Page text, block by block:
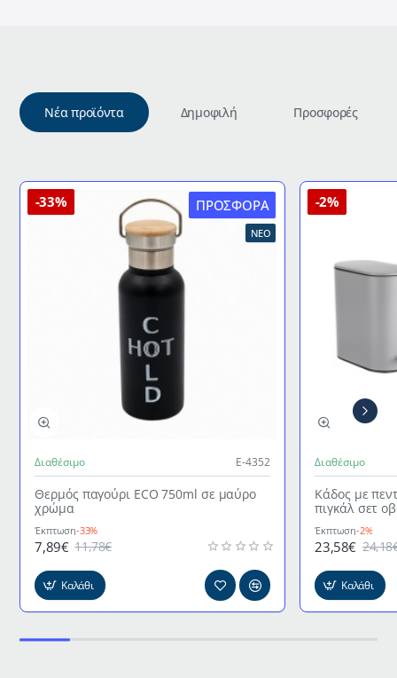
Νέα προϊόντα Δημοφιλή Προσφορές
ΠΡΟΣΦΟΡΆ
ΝΈΟ
-33%
Διαθέσιμο Ε-4352
Θερμός παγούρι ECO 750ml σε μαύρο
χρώμα
Έκπτωση-33%
7,89€ 11,78€
Καλάθι
-2%
Διαθέσιμο
Κάδος με
πιγκάλ σετ
Έκπτωση-2%
23,58€
Καλάθι